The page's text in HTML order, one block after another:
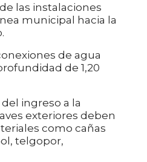
las instalaciones
municipal hacia la
de agua
de 1,20
ingreso a la
exteriores deben
como cañas
telgopor,